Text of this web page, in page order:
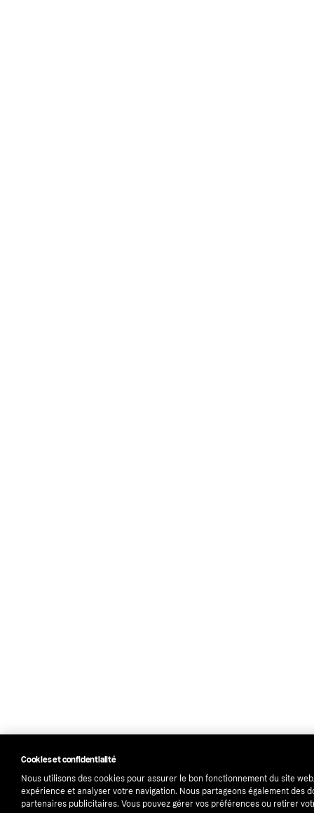
Cookies et confidentialité
Nous utilisons des cookies pour assurer le bon fonctionnement du site
expérience et analyser votre navigation. Nous partageons également des
partenaires publicitaires. Vous pouvez gérer vos préférences ou retirer